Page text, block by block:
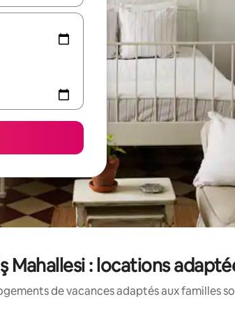
Mahallesi : locations
de vacances adaptés aux